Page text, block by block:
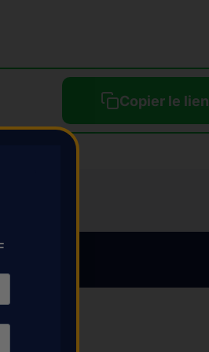
Copier le lien